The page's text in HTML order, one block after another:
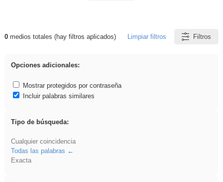
Resultados de: dividir
0medios totales (hay filtros aplicados) Limpiar filtros Filtros
Opciones adicionales:
Mostrar protegidos por contraseña
Incluir palabras similares
Tipo de búsqueda:
Cualquier coincidencia
Todas las palabras
Exacta